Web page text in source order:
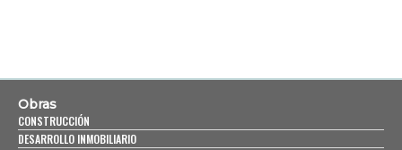
Obras
CONSTRUCCIÓN
DESARROLLO INMOBILIARIO